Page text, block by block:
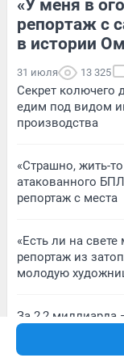
1 Обсудить
«У меня в
репортаж с
в истории
31 июля 13 325
Секрет колючего
едим под видом
производства
«Страшно, жить-
атакованного
репортаж с места
«Есть ли на
репортаж из
молодую
За 2,2 миллиарда
Архитекторов